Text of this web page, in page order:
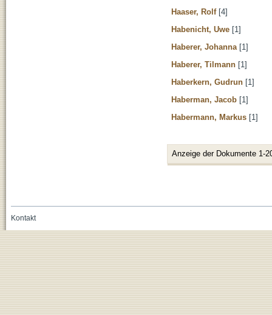
Haaser, Rolf[4]
Habenicht, Uwe [1]
Haberer, Johanna [1]
Haberer, Tilmann [1]
Haberkern, Gudrun [1]
Haberman, Jacob [1]
Habermann, Markus [1]
Anzeige der Dokumente 1-
Kontakt